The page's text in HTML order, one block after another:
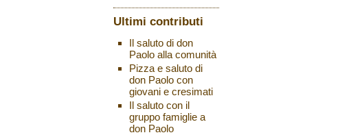
Ultimi contributi
Il saluto di don
Paolo alla comunità
Pizza e saluto di
don Paolo con
giovani e cresimati
Il saluto con il
gruppo famiglie a
don Paolo